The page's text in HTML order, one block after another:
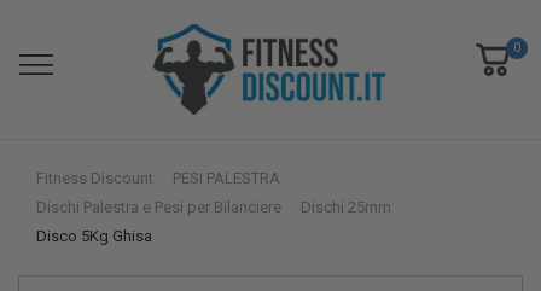
0
Fitness Discount
PESI PALESTRA
Dischi Palestra e Pesi per Bilanciere
Dischi 25mm
Disco 5Kg Ghisa